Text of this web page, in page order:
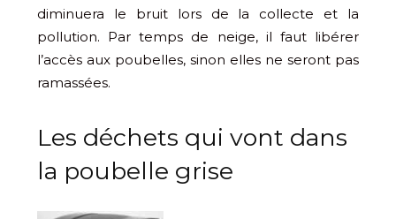
diminuera le bruit lors de la collecte et la
pollution. Par temps de neige, il faut libérer
l’accès aux poubelles, sinon elles ne seront pas
ramassées.
Les déchets qui vont dans
la poubelle grise